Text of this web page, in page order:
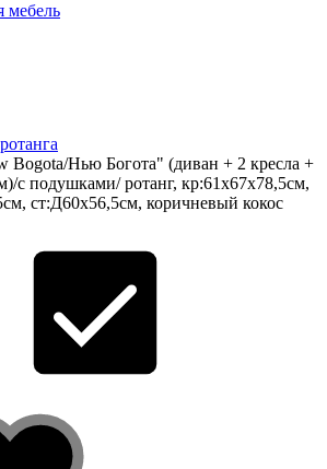
мебель
Bogota/Нью Богота" (диван + 2 кресла +
с подушками/ ротанг, кр:61х67х78,5см,
ст:Д60х56,5см, коричневый кокос